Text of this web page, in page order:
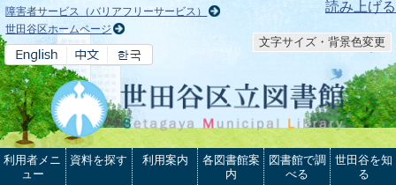
本文へ 読み上げる
障害者サービス（バリアフリーサービス）
世田谷区ホームページ
文字サイズ・背景色変更
利用者メニ
ュー
資料を探す 利用案内
各図書館案
内
図書館で調
べる
世田谷を知
る